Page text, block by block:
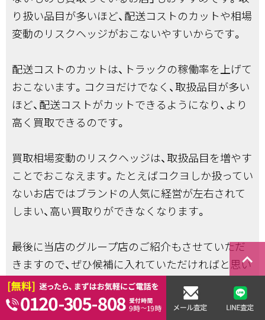
り扱い品目が多いほど、配送コストのカットや相場
変動のリスクヘッジがおこないやすいからです。
配送コストのカットは、トラックの稼働率を上げて
おこないます。コクヨだけでなく、取扱品目が多い
ほど、配送コストがカットできるようになり、より
高く買取できるのです。
買取相場変動のリスクヘッジは、取扱品目を増やす
ことでおこなえます。たとえばコクヨしか扱ってい
ないお店ではブランドの人気に経営が左右されて
しまい、高い買取りができなくなります。
最後に当店のグループ店のご紹介もさせていただ
きますので、ぜひ候補に入れていただければと思い
ます。
keyboard_arrow_right